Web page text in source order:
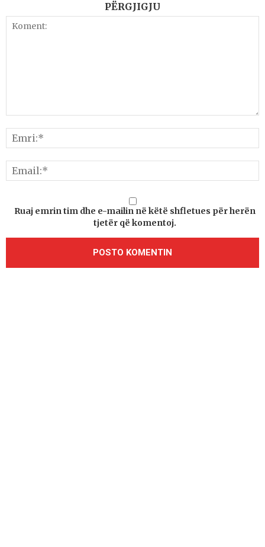
PËRGJIGJU
Ruaj emrin tim dhe e-mailin në këtë shfletues për herën
tjetër që komentoj.